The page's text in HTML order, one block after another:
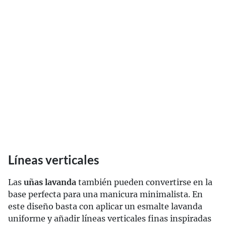
Líneas verticales
Las uñas lavanda también pueden convertirse en la
base perfecta para una manicura minimalista. En
este diseño basta con aplicar un esmalte lavanda
uniforme y añadir líneas verticales finas inspiradas